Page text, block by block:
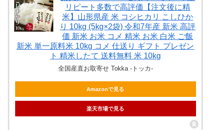
リピート多数で高評価【注文後に精
米】山形県産 米 コシヒカリ こしひか
り 10kg (5kg×2袋) 令和7年産 新米 高評
価 新米 お米 コメ 精米 お米 白米 ご飯
新米 単一原料米 10kg コメ 仕送り ギフト プレゼン
ト 精米したて 送料無料 米 10kg
全国産直お取寄せ Tokka -トッカ-
Amazonで見る
楽天市場で見る